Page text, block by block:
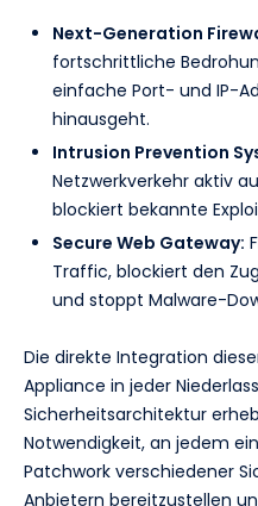
Next-Generation
fortschrittliche
einfache Port- und IP-
hinausgeht.
Intrusion Prevention
Netzwerkverkehr aktiv
blockiert bekannte
Secure Web Gateway:
Traffic, blockiert den
und stoppt Malware-
Die direkte Integration
Appliance in jeder
Sicherheitsarchitektur
Notwendigkeit, an jedem
Patchwork verschiedener
Anbietern bereitzustellen